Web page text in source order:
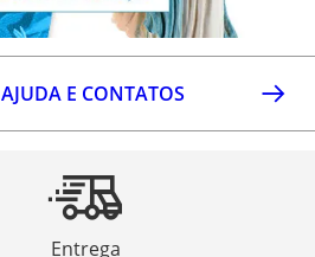
AJUDA E CONTATOS
Entrega